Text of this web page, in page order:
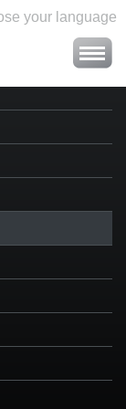
your language